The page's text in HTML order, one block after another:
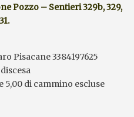
Pozzo – Sentieri 329b, 329,
Pisacane 3384197625
5,00 di cammino escluse